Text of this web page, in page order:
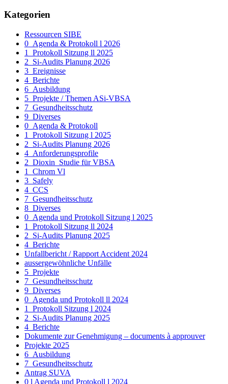
Kategorien
Ressourcen SIBE
0_Agenda & Protokoll l 2026
1_Protokoll Sitzung ll 2025
2_Si-Audits Planung 2026
3_Ereignisse
4_Berichte
6_Ausbildung
5_Projekte / Themen ASi-VBSA
7_Gesundheitsschutz
9_Diverses
0_Agenda & Protokoll
1_Protokoll Sitzung l 2025
2_Si-Audits Planung 2026
4_Anforderungsprofile
2_Dioxin_Studie für VBSA
1_Chrom Vl
3_Safely
4_CCS
7_Gesundheitsschutz
8_Diverses
0_Agenda und Protokoll Sitzung l 2025
1_Protokoll Sitzung ll 2024
2_Si-Audits Planung 2025
4_Berichte
Unfallbericht / Rapport Accident 2024
aussergewöhnliche Unfälle
5_Projekte
7_Gesundheitsschutz
9_Diverses
0_Agenda und Protokoll ll 2024
1_Protokoll Sitzung l 2024
2_Si-Audits Planung 2025
4_Berichte
Dokumente zur Genehmigung – documents à approuver
Projekte 2025
6_Ausbildung
7_Gesundheitsschutz
Antrag SUVA
0 l Agenda und Protokoll l 2024